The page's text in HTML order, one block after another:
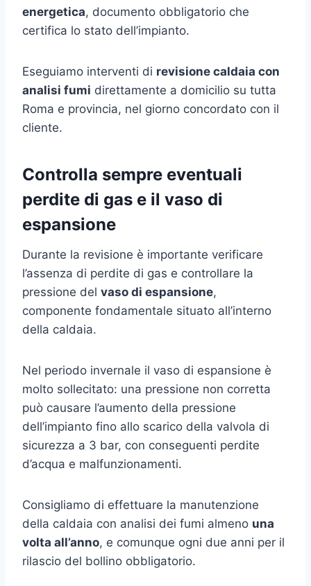
energetica, documento obbligatorio che
certifica lo stato dell’impianto.
Eseguiamo interventi di revisione caldaia con
analisi fumi direttamente a domicilio su tutta
Roma e provincia, nel giorno concordato con il
cliente.
Controlla sempre eventuali
perdite di gas e il vaso di
espansione
Durante la revisione è importante verificare
l’assenza di perdite di gas e controllare la
pressione del vaso di espansione,
componente fondamentale situato all’interno
della caldaia.
Nel periodo invernale il vaso di espansione è
molto sollecitato: una pressione non corretta
può causare l’aumento della pressione
dell’impianto fino allo scarico della valvola di
sicurezza a 3 bar, con conseguenti perdite
d’acqua e malfunzionamenti.
Consigliamo di effettuare la manutenzione
della caldaia con analisi dei fumi almeno una
volta all’anno, e comunque ogni due anni per il
rilascio del bollino obbligatorio.